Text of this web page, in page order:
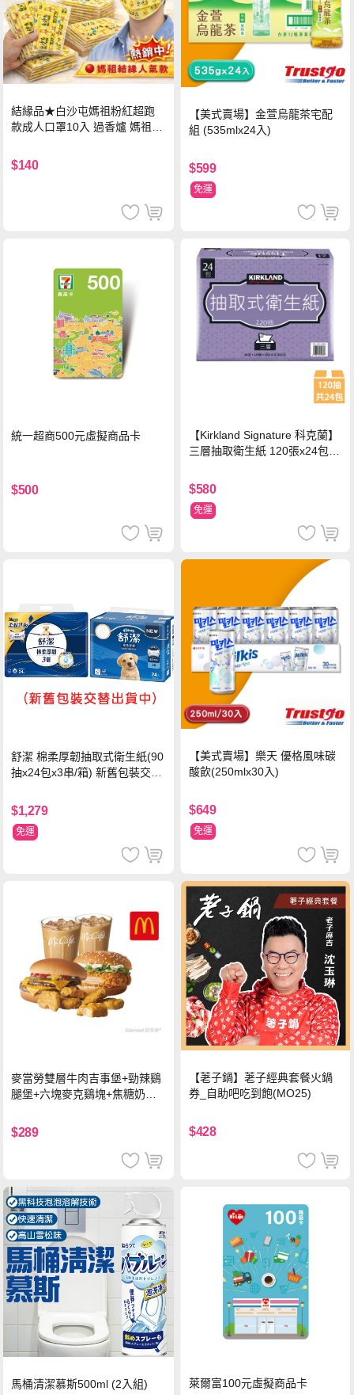
結緣品★白沙屯媽祖粉紅超跑
款成人口罩10入 過香爐 媽祖加
$140
【美式賣場】金萱烏龍茶宅配
組 (535mlx24入)
$599
免運
統一超商500元虛擬商品卡
$500
【Kirkland Signature 科克蘭】
三層抽取衛生紙 120張x24包x1
$580
免運
舒潔 棉柔厚韌抽取式衛生紙(90
抽x24包x3串/箱) 新舊包裝交替
$1,279
免運
【美式賣場】樂天 優格風味碳
酸飲(250mlx30入)
$649
免運
麥當勞雙層牛肉吉事堡+勁辣鷄
腿堡+六塊麥克鷄塊+焦糖奶茶
$289
【荖子鍋】荖子經典套餐火鍋
券_自助吧吃到飽(MO25)
$428
馬桶清潔慕斯500ml (2入組) 萊爾富100元虛擬商品卡